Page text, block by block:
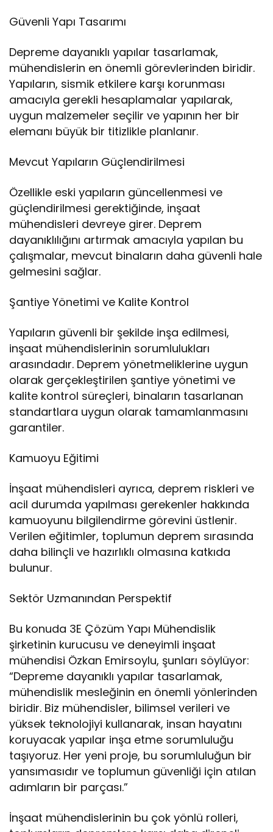
Güvenli Yapı Tasarımı
Depreme dayanıklı yapılar tasarlamak,
mühendislerin en önemli görevlerinden biridir.
Yapıların, sismik etkilere karşı korunması
amacıyla gerekli hesaplamalar yapılarak,
uygun malzemeler seçilir ve yapının her bir
elemanı büyük bir titizlikle planlanır.
Mevcut Yapıların Güçlendirilmesi
Özellikle eski yapıların güncellenmesi ve
güçlendirilmesi gerektiğinde, inşaat
mühendisleri devreye girer. Deprem
dayanıklılığını artırmak amacıyla yapılan bu
çalışmalar, mevcut binaların daha güvenli hale
gelmesini sağlar.
Şantiye Yönetimi ve Kalite Kontrol
Yapıların güvenli bir şekilde inşa edilmesi,
inşaat mühendislerinin sorumlulukları
arasındadır. Deprem yönetmeliklerine uygun
olarak gerçekleştirilen şantiye yönetimi ve
kalite kontrol süreçleri, binaların tasarlanan
standartlara uygun olarak tamamlanmasını
garantiler.
Kamuoyu Eğitimi
İnşaat mühendisleri ayrıca, deprem riskleri ve
acil durumda yapılması gerekenler hakkında
kamuoyunu bilgilendirme görevini üstlenir.
Verilen eğitimler, toplumun deprem sırasında
daha bilinçli ve hazırlıklı olmasına katkıda
bulunur.
Sektör Uzmanından Perspektif
Bu konuda 3E Çözüm Yapı Mühendislik
şirketinin kurucusu ve deneyimli inşaat
mühendisi Özkan Emirsoylu, şunları söylüyor:
“Depreme dayanıklı yapılar tasarlamak,
mühendislik mesleğinin en önemli yönlerinden
biridir. Biz mühendisler, bilimsel verileri ve
yüksek teknolojiyi kullanarak, insan hayatını
koruyacak yapılar inşa etme sorumluluğu
taşıyoruz. Her yeni proje, bu sorumluluğun bir
yansımasıdır ve toplumun güvenliği için atılan
adımların bir parçası.”
İnşaat mühendislerinin bu çok yönlü rolleri,